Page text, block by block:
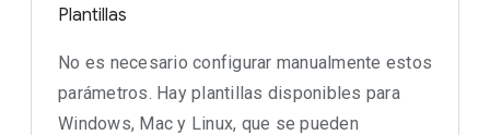
Plantillas
No es necesario configurar manualmente estos
parámetros. Hay plantillas disponibles para
Windows, Mac y Linux, que se pueden